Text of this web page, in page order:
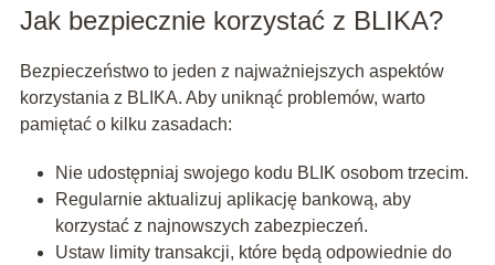
Jak bezpiecznie korzystać z BLIKA?
Bezpieczeństwo to jeden z najważniejszych aspektów
korzystania z BLIKA. Aby uniknąć problemów, warto
pamiętać o kilku zasadach:
Nie udostępniaj swojego kodu BLIK osobom trzecim.
Regularnie aktualizuj aplikację bankową, aby
korzystać z najnowszych zabezpieczeń.
Ustaw limity transakcji, które będą odpowiednie do